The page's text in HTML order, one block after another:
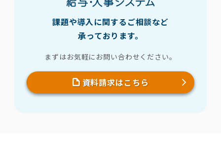
課題や導入に関するご相談など
承っております。
まずはお気軽にお問い合わせください。
資料請求はこちら